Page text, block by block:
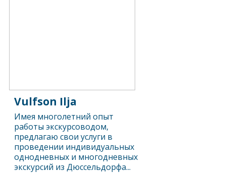
Vulfson Ilja
Имея многолетний опыт
работы экскурсоводом,
предлагаю свои услуги в
проведении индивидуальных
однодневных и многодневных
экскурсий из Дюссельдорфа...